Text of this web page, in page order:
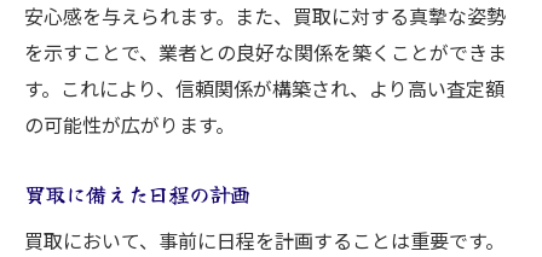
安心感を与えられます。また、買取に対する真摯な姿勢
を示すことで、業者との良好な関係を築くことができま
す。これにより、信頼関係が構築され、より高い査定額
の可能性が広がります。
買取に備えた日程の計画
買取において、事前に日程を計画することは重要です。